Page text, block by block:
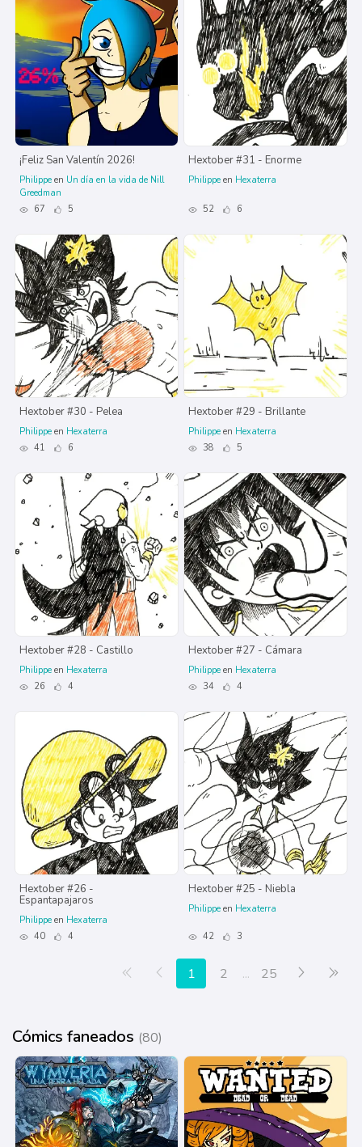
¡Feliz San Valentín 2026!
Philippe en Un día en la vida de Nill
Greedman
67
5
Hextober #31 - Enorme
Philippe en Hexaterra
52 6
Hextober #30 - Pelea
Philippe en Hexaterra
41
6
Hextober #29 - Brillante
Philippe en Hexaterra
38
5
Hextober #28 - Castillo
Philippe en Hexaterra
26
4
Hextober #27 - Cámara
Philippe en Hexaterra
34
4
Hextober #26 -
Espantapajaros
Philippe en Hexaterra
40
4
Hextober #25 - Niebla
Philippe en Hexaterra
42 3
Primera página
Anterior
1 2 ... 25 Siguiente
Cómics faneados (80)